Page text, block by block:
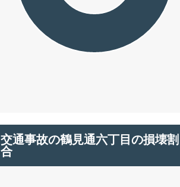
交通事故の鶴見通六丁目の損壊割
合